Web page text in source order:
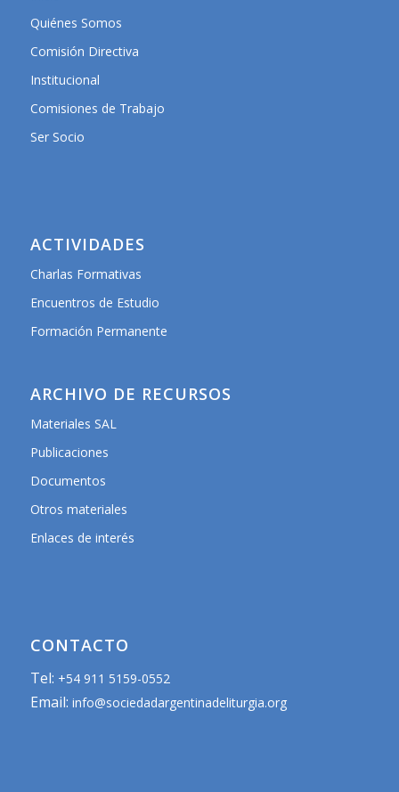
Quiénes Somos
Comisión Directiva
Institucional
Comisiones de Trabajo
Ser Socio
ACTIVIDADES
Charlas Formativas
Encuentros de Estudio
Formación Permanente
ARCHIVO DE RECURSOS
Materiales SAL
Publicaciones
Documentos
Otros materiales
Enlaces de interés
CONTACTO
Tel: +54 911 5159-0552
Email: info@sociedadargentinadeliturgia.org